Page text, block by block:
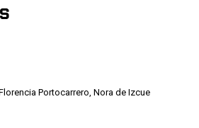
Portocarrero, Nora de Izcue